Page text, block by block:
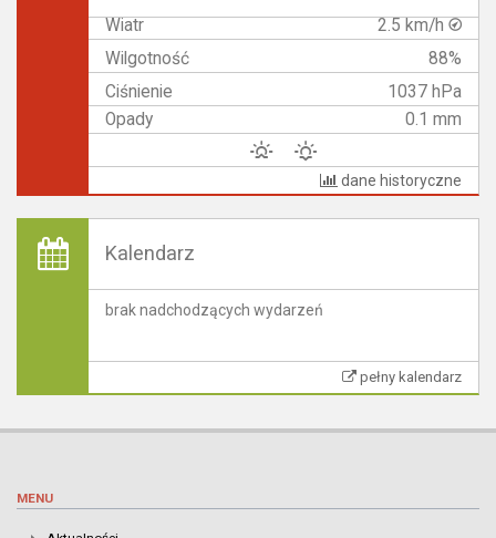
Wiatr
2.5 km/h
Wilgotność
88%
Ciśnienie
1037 hPa
Opady
0.1 mm
dane historyczne
Kalendarz
brak nadchodzących wydarzeń
pełny kalendarz
MENU